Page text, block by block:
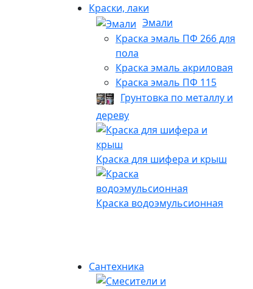
Краски, лаки
Эмали
Краска эмаль ПФ 266 для
пола
Краска эмаль акриловая
Краска эмаль ПФ 115
Грунтовка по металлу и
дереву
Краска для шифера и крыш
Краска водоэмульсионная
Сантехника